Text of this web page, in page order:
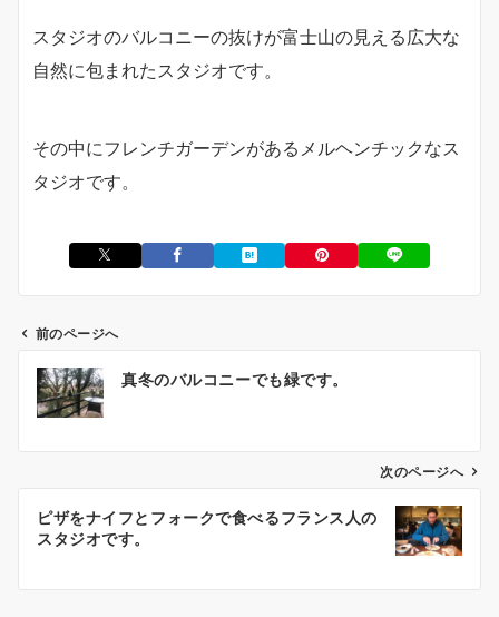
スタジオのバルコニーの抜けが富士山の見える広大な
自然に包まれたスタジオです。
その中にフレンチガーデンがあるメルヘンチックなス
タジオです。
ビ
ン
前のページへ
真冬のバルコニーでも緑です。
次のページへ
ピザをナイフとフォークで食べるフランス人の
スタジオです。